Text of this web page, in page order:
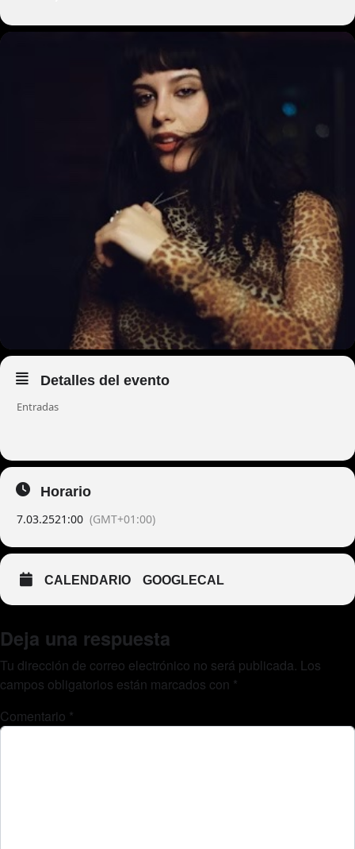
Detalles del evento
Entradas
Horario
7.03.2521:00 (GMT+01:00)
CALENDARIO GOOGLECAL
Deja una respuesta
Tu dirección de correo electrónico no será publicada. Los
campos obligatorios están marcados con *
Comentario *